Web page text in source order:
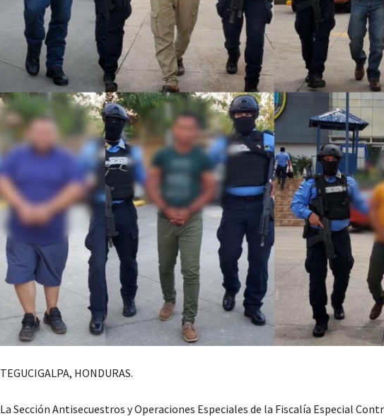
TEGUCIGALPA, HONDURAS.
La Sección Antisecuestros y Operaciones Especiales de la Fiscalía Especial